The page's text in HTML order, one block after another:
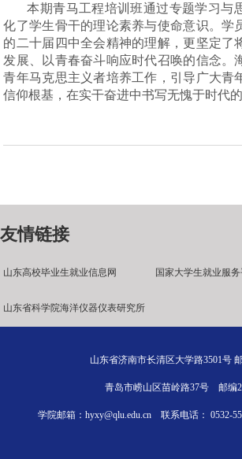
本期青马工程培训班通过专题学习与
化了学生骨干的理论素养与使命意识。学
的二十届四中全会精神的理解，更坚定了
发展、以青春奋斗响应时代召唤的信念。
青年马克思主义者培养工作，引导广大青
信仰根基，在实干奋进中书写无愧于时代的
友情链接
山东高校毕业生就业信息网 国家大学生就业服务
山东省科学院海洋仪器仪表研究所
山东省济南市长清区大学路3501号
青岛市崂山区苗岭路37号 邮编
学院邮箱：hyxy@qlu.edu.cn 联系电话： 0532-